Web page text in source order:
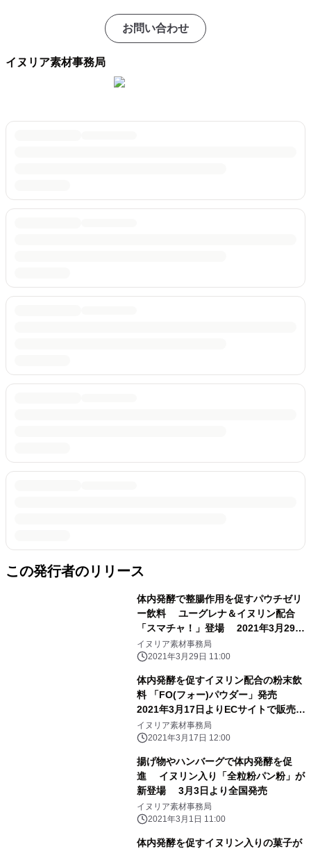
お問い合わせ
イヌリア素材事務局
この発行者のリリース
体内発酵で整腸作用を促すパウチゼリ
ー飲料 ユーグレナ＆イヌリン配合
「スマチャ！」登場 2021年3月29日
より全国発売
イヌリア素材事務局
2021年3月29日 11:00
体内発酵を促すイヌリン配合の粉末飲
料 「FO(フォー)パウダー」発売
2021年3月17日よりECサイトで販売開
始
イヌリア素材事務局
2021年3月17日 12:00
揚げ物やハンバーグで体内発酵を促
進 イヌリン入り「全粒粉パン粉」が
新登場 3月3日より全国発売
イヌリア素材事務局
2021年3月1日 11:00
体内発酵を促すイヌリン入りの菓子が